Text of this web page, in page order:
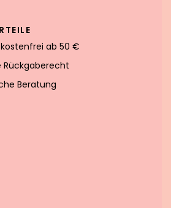
ab 50 €
Rückgaberecht
Beratung